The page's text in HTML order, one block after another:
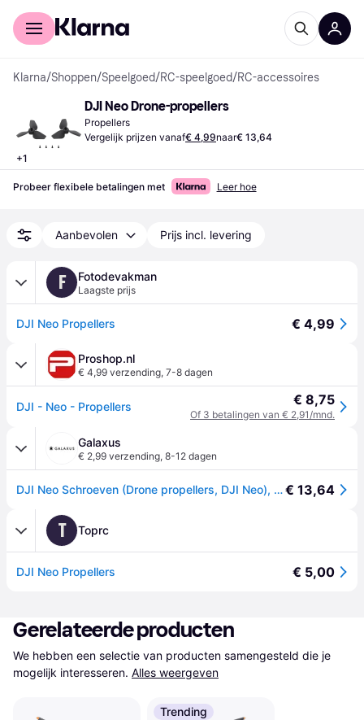
Voor shoppers
Klarna/Shoppen/Speelgoed/RC-speelgoed/RC-accessoires
+1
DJI Neo Drone-propellers
Propellers
Vergelijk prijzen vanaf€ 4,99naar€ 13,64
Probeer flexibele betalingen met Leer hoe
Aanbevolen Prijs incl. levering
F Fotodevakman
Laagste prijs
DJI Neo Propellers € 4,99
Proshop.nl
€ 4,99 verzending, 7-8 dagen
DJI - Neo - Propellers € 8,75
Of 3 betalingen van € 2,91/mnd.
Galaxus
€ 2,99 verzending, 8-12 dagen
DJI Neo Schroeven (Drone propellers, DJI Neo), RC drone accessoires, Zwart€ 13,64
T Toprc
DJI Neo Propellers € 5,00
Gerelateerde producten
We hebben een selectie van producten samengesteld die je
mogelijk interesseren. Alles weergeven
Trending